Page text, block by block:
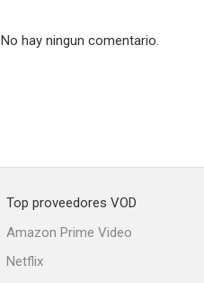
No hay ningun comentario.
Top proveedores VOD
Amazon Prime Video
Netflix